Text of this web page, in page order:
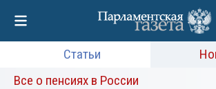
Статьи
Все о пенсиях в России